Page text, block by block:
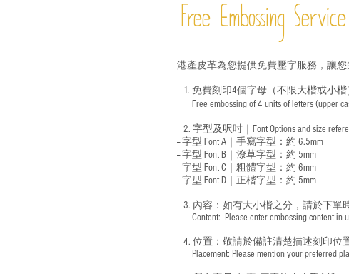
Free Embossing Service
港產皮革為您提供免費壓字服務，讓
1. 免費刻印4個字母（不限大楷或小
Free embossing of 4 units of letters (upper
2. 字型及呎吋｜ Font Options and size
-- 字型 Font A｜手寫字型：約 6.5mm
-- 字型 Font B｜潦草字型： 約 5mm
-- 字型 Font C｜粗體字型：約 6mm
-- 字型 Font D｜正楷字型： 約 5mm
3. 內容：如有大小楷之分，請於下單
Content: Please enter embossing content in
4. 位置：敬請於備註清楚描述刻印位
Placement: Please mention your preferred